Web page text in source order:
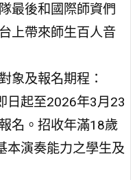
最後和國際師資們
上帶來師生百人音
象及報名期程：
日起至2026年3月23
名。招收年滿18歲
本演奏能力之學生及